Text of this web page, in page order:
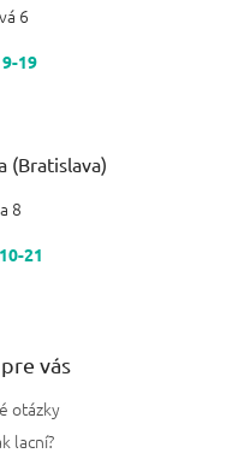
6
9-19
(Bratislava)
8
10-21
vás
otázky
lacní?